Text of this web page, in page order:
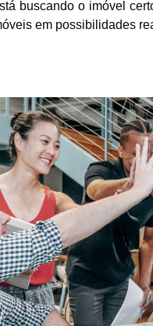
buscando o imóvel
em possibilidades